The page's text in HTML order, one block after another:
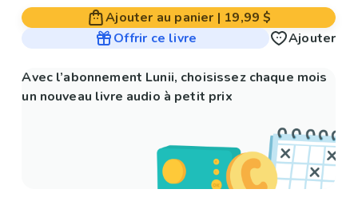
Ajouter au panier | 19,99 $
Offrir ce livre
Ajouter
Avec l’abonnement Lunii, choisissez chaque mois
un nouveau livre audio à petit prix